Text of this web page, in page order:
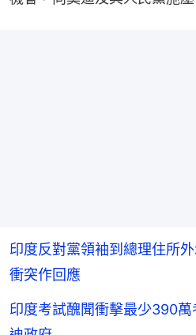
印度反對黨領袖到總理住所
衝突作回應
印度考試醜聞衝擊最少390